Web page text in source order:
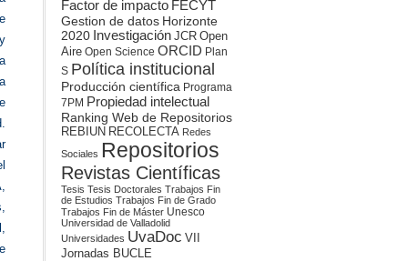
Factor de impacto FECYT
Gestion de datos Horizonte
2020 Investigación JCR Open
Aire Open Science ORCID Plan
S Política institucional
Producción científica Programa
7PM Propiedad intelectual
Ranking Web de Repositorios
REBIUN RECOLECTA Redes
Sociales Repositorios
Revistas Científicas
Tesis Tesis Doctorales Trabajos Fin
de Estudios Trabajos Fin de Grado
Trabajos Fin de Máster Unesco
Universidad de Valladolid
Universidades UvaDoc VII
Jornadas BUCLE